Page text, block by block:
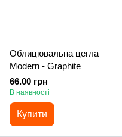
Облицювальна цегла
Modern - Graphite
66.00 грн
В наявності
Купити